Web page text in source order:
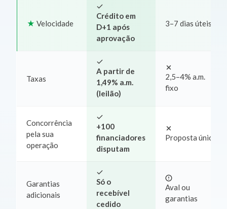
Velocidade
Crédito em
D+1 após
aprovação
3–7 dias úteis
Taxas
A partir de
1,49% a.m.
(leilão)
2,5–4% a.m.
fixo
Concorrência
pela sua
operação
+100
financiadores
disputam
Proposta única
Garantias
adicionais
Só o
recebível
cedido
Aval ou
garantias